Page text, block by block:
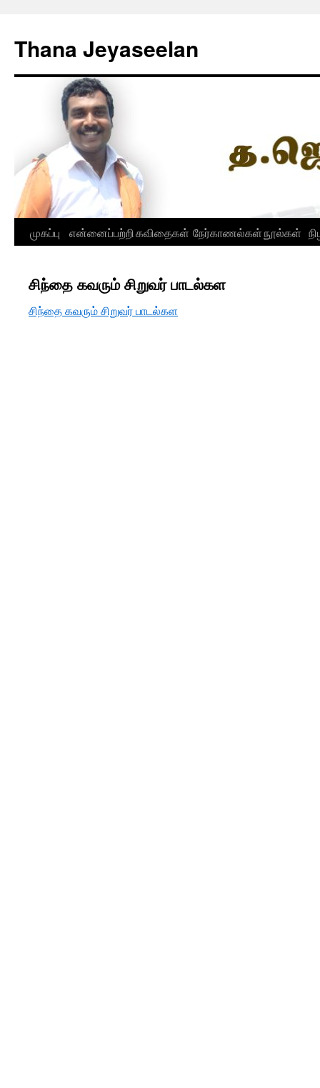
content
Thana Jeyaseelan
முகப்பு என்னைப்பற்றிகவிதைகள் நேர்காணல்கள்நூல்கள்
சிந்தை கவரும் சிறுவர் பாடல்கள
சிந்தை கவரும் சிறுவர் பாடல்கள